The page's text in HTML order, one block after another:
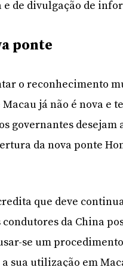
de divulgação de
ponte
o reconhecimento
já não é nova e
governantes
da nova ponte
que deve
da China
se um
sua utilização em